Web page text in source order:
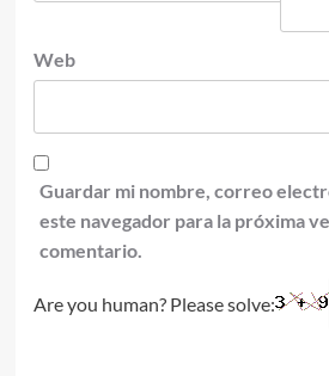
Web
Guardar mi nombre, correo
este navegador para la próxima
comentario.
Are you human? Please solve: